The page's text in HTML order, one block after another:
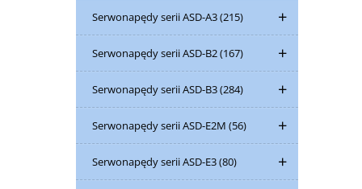
Serwonapędy serii ASD-A3(215)
Serwonapędy serii ASD-B2(167)
Serwonapędy serii ASD-B3(284)
Serwonapędy serii ASD-E2M (56)
Serwonapędy serii ASD-E3(80)